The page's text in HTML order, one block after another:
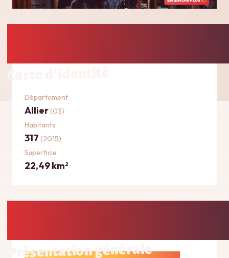
Département
Allier(03)
Habitants
317 (2015)
Superficie
22,49 km2
Présentation générale